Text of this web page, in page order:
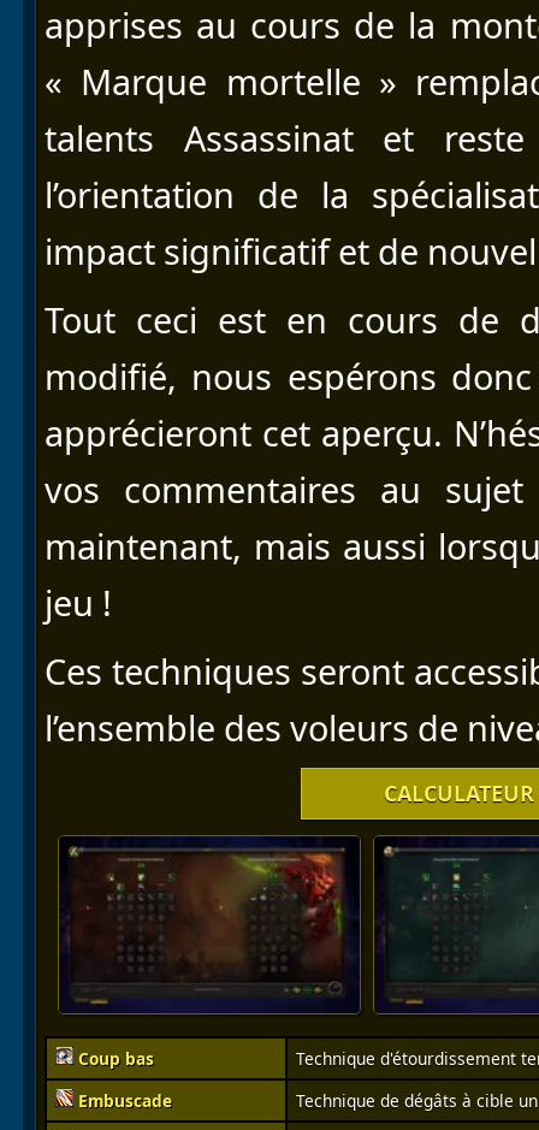
apprises au cours de la
« Marque mortelle »
talents Assassinat et
l’orientation de la
impact significatif et de
Tout ceci est en cours de
modifié, nous espérons
apprécieront cet aperçu.
vos commentaires au
maintenant, mais aussi
jeu !
Ces techniques seront
l’ensemble des voleurs de
Coup bas
Technique d'étourdissement
Embuscade
Technique de dégâts à cible